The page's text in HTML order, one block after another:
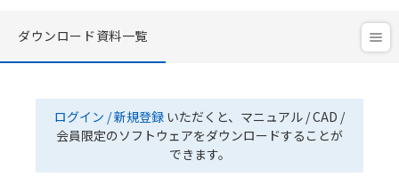
ダウンロード資料一覧
ログイン / 新規登録 いただくと、マニュアル / CAD /
会員限定のソフトウェアをダウンロードすることが
できます。